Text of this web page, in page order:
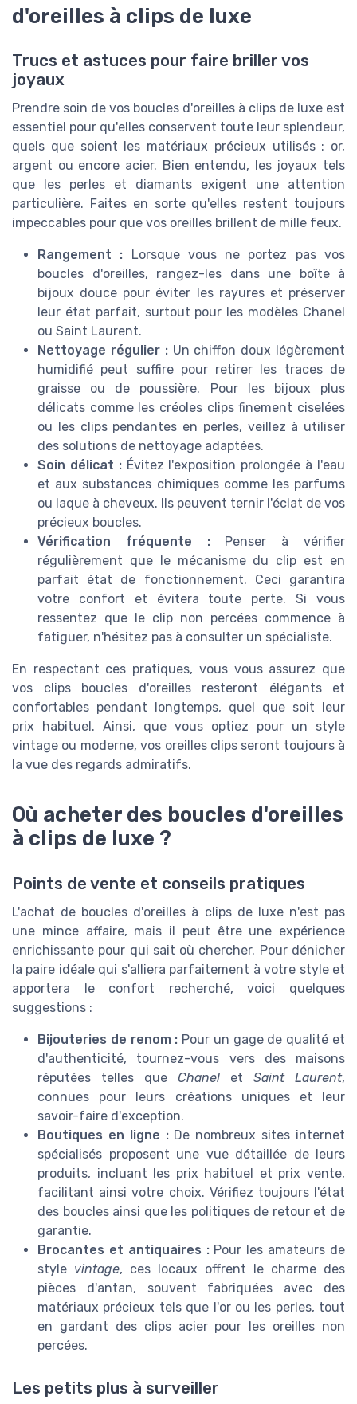
d'oreilles à clips de luxe
Trucs et astuces pour faire briller vos
joyaux
Prendre soin de vos boucles d'oreilles à clips de luxe est
essentiel pour qu'elles conservent toute leur splendeur,
quels que soient les matériaux précieux utilisés : or,
argent ou encore acier. Bien entendu, les joyaux tels
que les perles et diamants exigent une attention
particulière. Faites en sorte qu'elles restent toujours
impeccables pour que vos oreilles brillent de mille feux.
Rangement : Lorsque vous ne portez pas vos
boucles d'oreilles, rangez-les dans une boîte à
bijoux douce pour éviter les rayures et préserver
leur état parfait, surtout pour les modèles Chanel
ou Saint Laurent.
Nettoyage régulier :Un chiffon doux légèrement
humidifié peut suffire pour retirer les traces de
graisse ou de poussière. Pour les bijoux plus
délicats comme les créoles clips finement ciselées
ou les clips pendantes en perles, veillez à utiliser
des solutions de nettoyage adaptées.
Soin délicat :Évitez l'exposition prolongée à l'eau
et aux substances chimiques comme les parfums
ou laque à cheveux. Ils peuvent ternir l'éclat de vos
précieux boucles.
Vérification fréquente :Penser à vérifier
régulièrement que le mécanisme du clip est en
parfait état de fonctionnement. Ceci garantira
votre confort et évitera toute perte. Si vous
ressentez que le clip non percées commence à
fatiguer, n'hésitez pas à consulter un spécialiste.
En respectant ces pratiques, vous vous assurez que
vos clips boucles d'oreilles resteront élégants et
confortables pendant longtemps, quel que soit leur
prix habituel. Ainsi, que vous optiez pour un style
vintage ou moderne, vos oreilles clips seront toujours à
la vue des regards admiratifs.
Où acheter des boucles d'oreilles
à clips de luxe ?
Points de vente et conseils pratiques
L'achat de boucles d'oreilles à clips de luxe n'est pas
une mince affaire, mais il peut être une expérience
enrichissante pour qui sait où chercher. Pour dénicher
la paire idéale qui s'alliera parfaitement à votre style et
apportera le confort recherché, voici quelques
suggestions :
Bijouteries de renom : Pour un gage de qualité et
d'authenticité, tournez-vous vers des maisons
réputées telles que Chanel et Saint Laurent,
connues pour leurs créations uniques et leur
savoir-faire d'exception.
Boutiques en ligne :De nombreux sites internet
spécialisés proposent une vue détaillée de leurs
produits, incluant les prix habituel et prix vente,
facilitant ainsi votre choix. Vérifiez toujours l'état
des boucles ainsi que les politiques de retour et de
garantie.
Brocantes et antiquaires :Pour les amateurs de
style vintage, ces locaux offrent le charme des
pièces d'antan, souvent fabriquées avec des
matériaux précieux tels que l'or ou les perles, tout
en gardant des clips acier pour les oreilles non
percées.
Les petits plus à surveiller